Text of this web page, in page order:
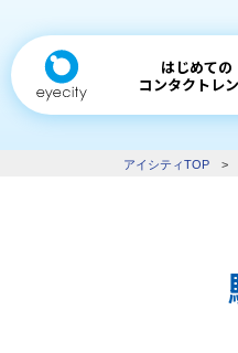
はじめての
コンタクトレ
アイシティTOP >